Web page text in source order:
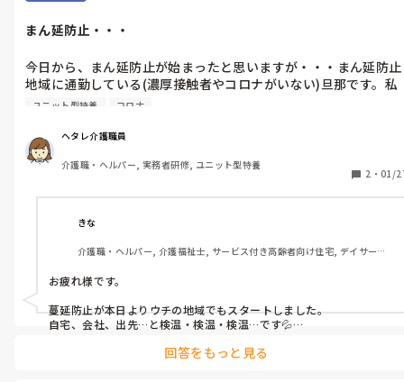
まん延防止・・・
今日から、まん延防止が始まったと思いますが・・・まん延防止
地域に通勤している(濃厚接触者やコロナがいない)旦那です。私
達夫婦の住む地域は、まん延防止地域ではないのですが私の会社
てるだけで検温は、なんかおかしい気がしますが、皆さんはどう
思いますか？ちなみに、旦那の職業は建築会社で現場などに向か
う、運転手です！私は、介護施設(特養)です。
ユニット型特養 コロナ
ヘタレ介護職員
介護職・ヘルパー, 実務者研修, ユニット型特養
2 ・ 01/
きな
介護職・ヘルパー, 介護福祉士, サービス付き高齢者向け住宅, デイサービ
お疲れ様です。
蔓延防止が本日よりウチの地域でもスタートしました。
自宅、会社、出先…と検温・検温・検温…です💦
ウイルス…目には見えないですら、
回答をもっと見る